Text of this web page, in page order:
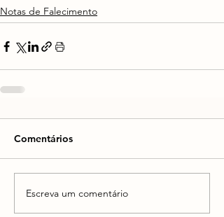
Notas de Falecimento
Comentários
Escreva um comentário